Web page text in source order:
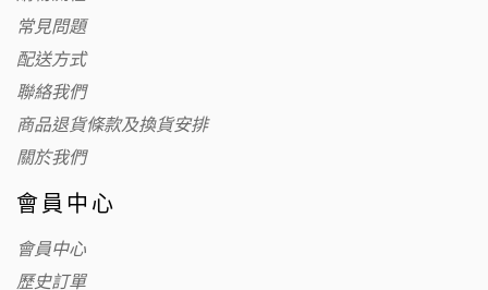
常見問題
配送方式
聯絡我們
商品退貨條款及換貨安排
關於我們
會員中心
會員中心
歷史訂單